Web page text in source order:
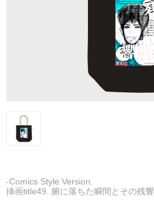
-Comics Style Version.
挿画title49. 腑に落ちた瞬間とその残響